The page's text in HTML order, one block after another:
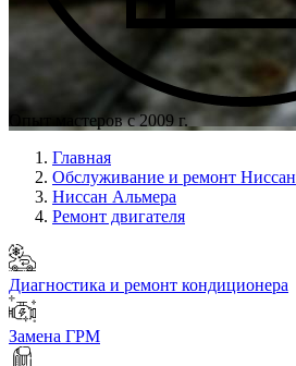
Опыт мастеров с 2009 г.
Главная
Обслуживание и ремонт Ниссан
Ниссан Альмера
Ремонт двигателя
Диагностика и ремонт кондиционера
Замена ГРМ